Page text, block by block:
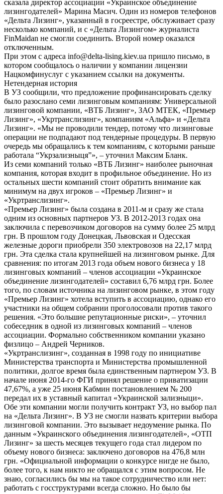
сказала директор ассоциации «Украинское объединение
лизингодателей» Марина Масич. Один из номеров телефонов
«Дельта Лизинг», указанный в госреестре, обслуживает сразу
несколько компаний, и с «Дельта Лизингом» журналиста
FinMaidan не смогли соединить. Второй номер оказался
отключенным.
При этом с адреса info@delta-lising.kiev.ua пришло письмо, в
котором сообщалось о наличии у компании лицензии
Нацкомфинуслуг с указанием ссылки на документы.
Нетендерная история
В УЗ сообщили, что предложение профинансировать сделку
было разослано семи лизинговым компаниям: Универсальной
лизинговой компании, «ВТБ Лизинг», ЗАО МТЕК, «Премьер
Лизинг», «Укртранслизинг», компаниям «Альфа» и «Дельта
Лизинг». «Мы не проводили тендер, потому что лизинговые
операции не подпадают под тендерные процедуры. В первую
очередь мы обращались к тем компаниям, с которыми раньше
работала “Укрзализныця”», – уточнил Максим Бланк.
Из семи компаний только «ВТБ Лизинг» наиболее рыночная
компания, которая входит в профильное объединение. Но из
остальных шести компаний стоит обратить внимание как
минимум на двух игроков – «Премьер Лизинг» и
«Укртранслизинг».
«Премьер Лизинг» была создана в 2011-м и сразу же стала
одним из основных партнеров УЗ. В 2012-2013 годах она
заключила с перевозчиком договоров на сумму более 25 млрд
грн. В прошлом году Донецкая, Львовская и Одесская
железные дороги приобрели 350 электровозов на 22,17 млрд
грн. Эта сделка стала крупнейшей на лизинговом рынке. Для
сравнения: по итогам 2013 года объем нового бизнеса у 18
лизинговых компаний – членов ассоциации «Украинское
объединение лизингодателей» составил 6,76 млрд грн. Более
того, по словам источника на лизинговом рынке, в этом году
«Премьер Лизинг» хотела вступить в ассоциацию, однако его
участники на общем собрании проголосовали против такого
решения. «Это большие репутационные риски», – уточнил
собеседник в одной из лизинговых компаний – членов
ассоциации. Формально собственником компании указано
физлицо – Андрей Черников.
«Укртранслизинг», созданная в 1998 году по инициативе
Министерства транспорта и Министерства промышленной
политики, долгое время была единственным партнером УЗ. В
начале июня 2014-го ФГИ принял решение о приватизации
47,67%, а уже 25 июня Кабмин постановлением № 200
передал их в уставный капитал «Украинской зализныци».
Обе эти компании могли получить контракт УЗ, но выбор пал
на «Дельта Лизинг». В УЗ не смогли назвать критерии выбора
лизинговой компании. Это вызывает недоумение рынка. По
данным «Украинского объединения лизингодателей», «ОТП
Лизинг» за шесть месяцев текущего года стал лидером по
объему нового бизнеса: заключено договоров на 476,8 млн
грн. «Официальной информации о конкурсе нигде не было,
более того, к нам никто не обращался с этим вопросом. Не
знаю, согласились бы мы на такое сотрудничество или нет:
работать с госструктурами всегда сложно. Но было бы